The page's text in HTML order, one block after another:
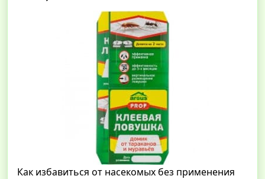
Как избавиться от насекомых без применения